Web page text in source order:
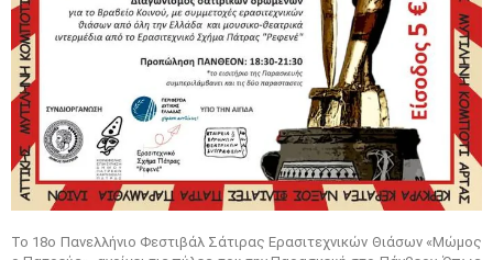
Το 18ο Πανελλήνιο Φεστιβάλ Σάτιρας Ερασιτεχνικών Θιάσων «Μώμος